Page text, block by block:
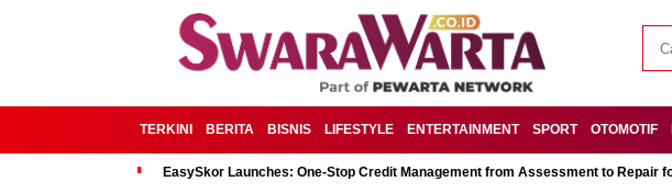
TERKINI BERITA BISNIS LIFESTYLE ENTERTAINMENT SPORT OTOMOTIF
EasySkor Launches: One-Stop Credit Management from Assessment to Repair